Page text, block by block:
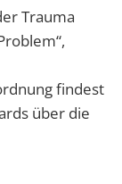
Trauma
findest
über die